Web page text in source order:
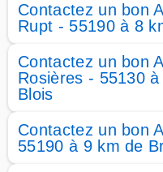
Contactez un bon
Rupt - 55190 à 8
Contactez un bon
Rosières - 55130
Blois
Contactez un bon
55190 à 9 km de